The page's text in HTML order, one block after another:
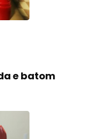
e batom